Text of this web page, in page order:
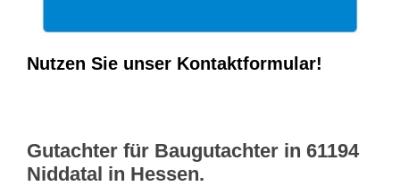
Nutzen Sie unser Kontaktformular!
Gutachter für Baugutachter in 61194
Niddatal in Hessen.